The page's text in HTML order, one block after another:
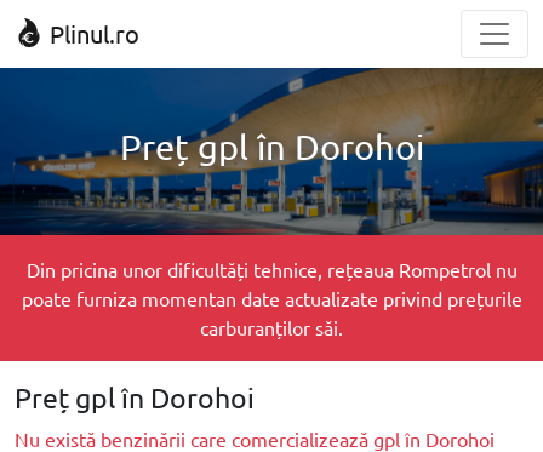
Plinul.ro
Preț gpl în Dorohoi
Din pricina unor dificultăți tehnice, rețeaua Rompetrol nu
poate furniza momentan date actualizate privind prețurile
carburanților săi.
Preț gpl în Dorohoi
Nu există benzinării care comercializează gpl în Dorohoi